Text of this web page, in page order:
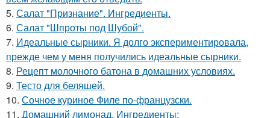
5. Салат "Признание". Ингредиенты.
6. Салат "Шпроты под Шубой".
7. Идеальные сырники. Я долго экспериментировала,
прежде чем у меня получились идеальные сырники.
8. Рецепт молочного батона в домашних условиях.
9. Тесто для беляшей.
10. Сочное куриное Филе по-французски.
11. Домашний лимонад. Ингредиенты: